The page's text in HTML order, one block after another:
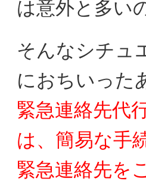
は意外と多い
そんなシチュ
におちいった
緊急連絡先代
は、簡易な手
緊急連絡先を